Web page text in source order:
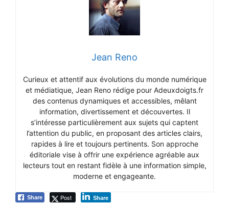
Jean Reno
Curieux et attentif aux évolutions du monde numérique
et médiatique, Jean Reno rédige pour Adeuxdoigts.fr
des contenus dynamiques et accessibles, mêlant
information, divertissement et découvertes. Il
s’intéresse particulièrement aux sujets qui captent
l’attention du public, en proposant des articles clairs,
rapides à lire et toujours pertinents. Son approche
éditoriale vise à offrir une expérience agréable aux
lecteurs tout en restant fidèle à une information simple,
moderne et engageante.
Share Post Share